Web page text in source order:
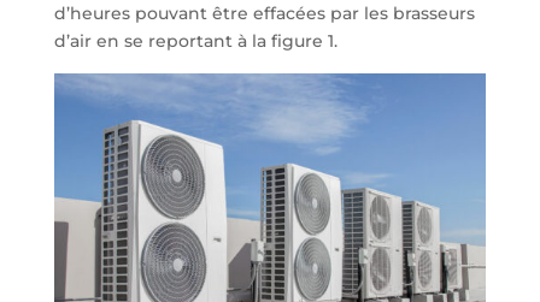
d’heures pouvant être effacées par les brasseurs
d’air en se reportant à la figure 1.